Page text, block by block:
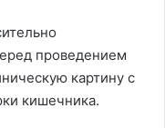
проведением
картину с
кишечника.